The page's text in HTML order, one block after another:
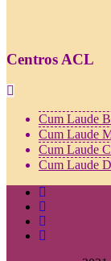
Centros ACL
Cum Laude
Cum Laude
Cum Laude
Cum Laude